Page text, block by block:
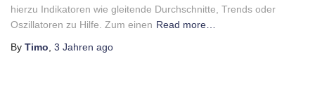
hierzu Indikatoren wie gleitende Durchschnitte, Trends oder
Oszillatoren zu Hilfe. Zum einen Read more…
By Timo 3 Jahren ago